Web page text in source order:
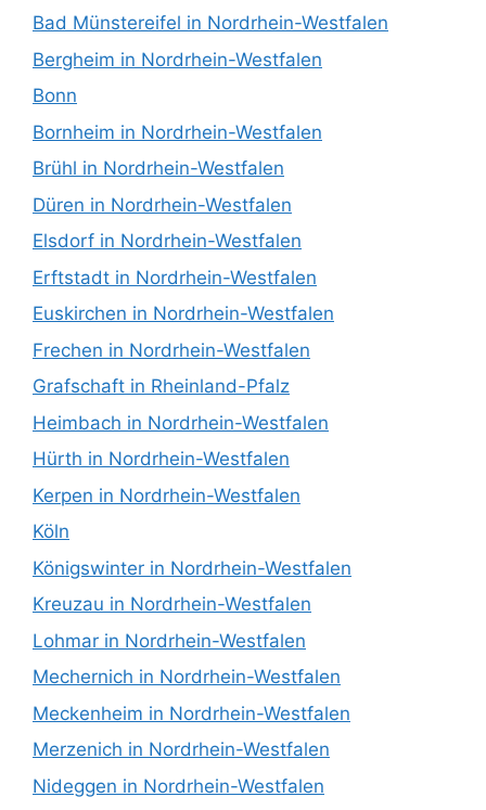
Bad Münstereifel in Nordrhein-Westfalen
Bergheim in Nordrhein-Westfalen
Bonn
Bornheim in Nordrhein-Westfalen
Brühl in Nordrhein-Westfalen
Düren in Nordrhein-Westfalen
Elsdorf in Nordrhein-Westfalen
Erftstadt in Nordrhein-Westfalen
Euskirchen in Nordrhein-Westfalen
Frechen in Nordrhein-Westfalen
Grafschaft in Rheinland-Pfalz
Heimbach in Nordrhein-Westfalen
Hürth in Nordrhein-Westfalen
Kerpen in Nordrhein-Westfalen
Köln
Königswinter in Nordrhein-Westfalen
Kreuzau in Nordrhein-Westfalen
Lohmar in Nordrhein-Westfalen
Mechernich in Nordrhein-Westfalen
Meckenheim in Nordrhein-Westfalen
Merzenich in Nordrhein-Westfalen
Nideggen in Nordrhein-Westfalen